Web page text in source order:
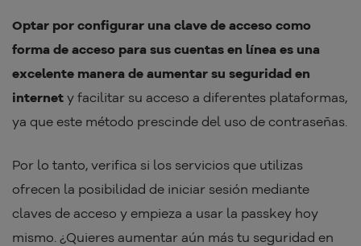
Optar por configurar una clave de acceso como
forma de acceso para sus cuentas en línea es una
excelente manera de aumentar su seguridad en
internet y facilitar su acceso a diferentes plataformas,
ya que este método prescinde del uso de contraseñas.
Por lo tanto, verifica si los servicios que utilizas
ofrecen la posibilidad de iniciar sesión mediante
claves de acceso y empieza a usar la passkey hoy
mismo. ¿Quieres aumentar aún más tu seguridad en